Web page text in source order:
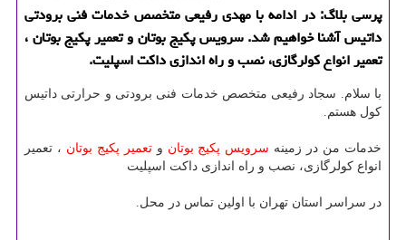
پرسی بلاگ: در ادامه با مهدی رفیعی متخصص خدمات فنی برودتی
داتیس آشنا خواهیم شد. سرویس پكیج بوتان و تعمیر پكیج بوتان ،
تعمیر انواع كولرگازی، نصب و راه اندازی داكت اسپلیت.
با سلام. سجاد رفیعی متخصص خدمات فنی برودتی و حرارتی داتیس
کول هستم.
خدمات من در زمینه سرویس پکیج بوتان وتعمیر پکیج بوتان ، تعمیر
انواع کولرگازی، نصب و راه اندازی داکت اسپلیت
در سراسر استان تهران با اولین تماس در محل.